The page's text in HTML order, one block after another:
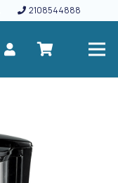
2108544888